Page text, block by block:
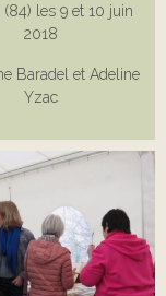
(84) les 9 et 10 juin
2018
Baradel et Adeline
Yzac